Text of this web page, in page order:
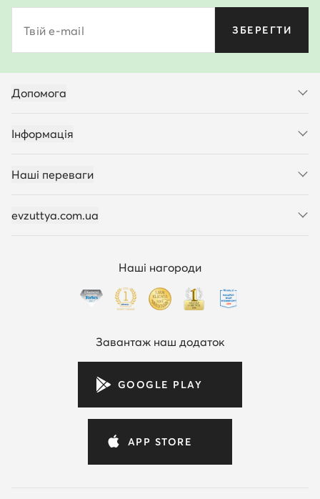
Твій e-mail ЗБЕРЕГТИ
Допомога
Інформація
Наші переваги
evzuttya.com.ua
Наші нагороди
Завантаж наш додаток
GOOGLE PLAY
APP STORE